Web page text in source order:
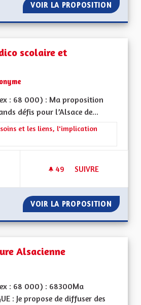
VOIR LA PROPOSITION PISTES
scolaire et
: 68 000) : Ma proposition
défis pour l’Alsace de...
la catégorie : Les solidarités, les soins
et les liens, l'implication
49 49 ABONNÉS
SUIVRE
VOIR LA PROPOSITION
Alsacienne
: 68 000) : 68300Ma
: Je propose de diffuser des